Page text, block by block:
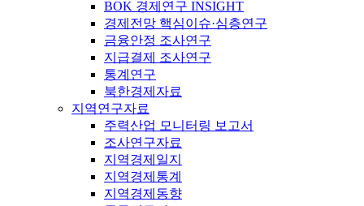
BOK 경제연구 INSIGHT
경제전망 핵심이슈·심층연구
금융안정 조사연구
지급결제 조사연구
통계연구
북한경제자료
지역연구자료
주력산업 모니터링 보고서
조사연구자료
지역경제일지
지역경제통계
지역경제동향